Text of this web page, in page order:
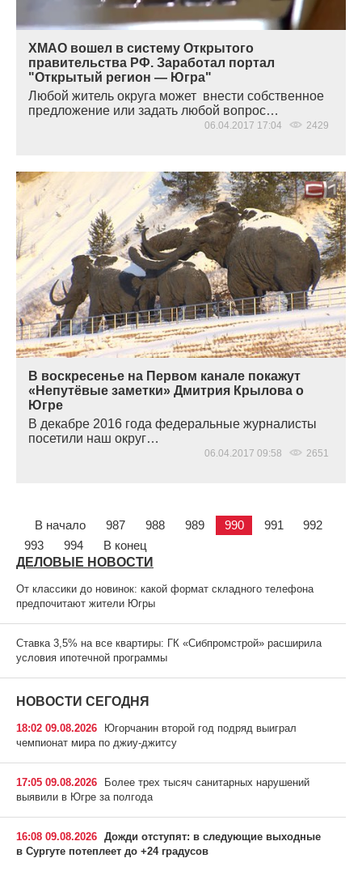
ХМАО вошел в систему Открытого
правительства РФ. Заработал портал
"Открытый регион — Югра"
Любой житель округа может внести собственное
предложение или задать любой вопрос…
06.04.2017 17:04 2429
В воскресенье на Первом канале покажут
«Непутёвые заметки» Дмитрия Крылова о
Югре
В декабре 2016 года федеральные журналисты
посетили наш округ…
06.04.2017 09:58 2651
В начало 987 988 989 990 991
992
993
994 В конец
ДЕЛОВЫЕ НОВОСТИ
От классики до новинок: какой формат складного телефона
предпочитают жители Югры
Ставка 3,5% на все квартиры: ГК «Сибпромстрой» расширила
условия ипотечной программы
НОВОСТИ СЕГОДНЯ
18:02 09.08.2026
Югорчанин второй год подряд выиграл
чемпионат мира по джиу-джитсу
17:05 09.08.2026
Более трех тысяч санитарных нарушений
выявили в Югре за полгода
16:08 09.08.2026 Дожди отступят: в следующие выходные
в Сургуте потеплеет до +24 градусов